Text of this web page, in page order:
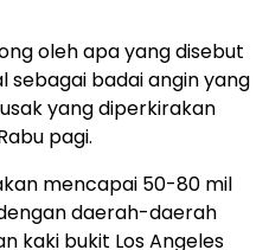
oleh apa yang disebut
sebagai badai angin yang
yang diperkirakan
pagi.
mencapai 50-80 mil
daerah-daerah
kaki bukit Los Angeles